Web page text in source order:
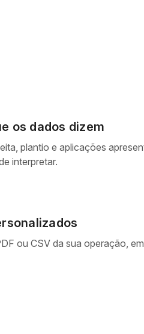
os dados dizem
plantio e aplicações
interpretar.
ou CSV da sua operação,